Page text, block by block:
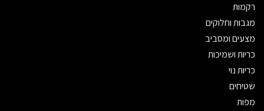
רקמות
מגבות וחלוקים
מצעים ומסביב
כריות ושמיכות
כריות נוי
שטיחים
מפות